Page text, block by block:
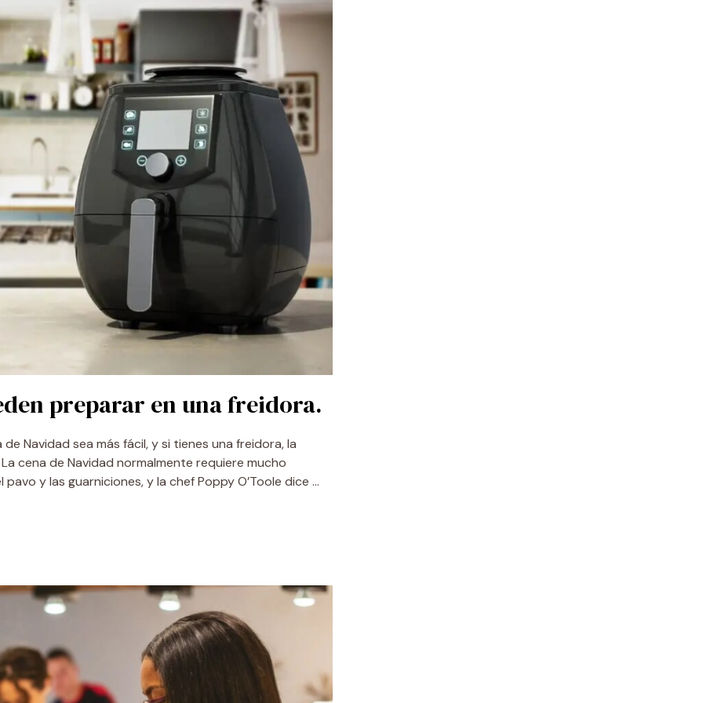
preparar en una freidora.
Navidad sea más fácil, y si tienes una freidora, la
cena de Navidad normalmente requiere mucho
y las guarniciones, y la chef Poppy O’Toole dice …